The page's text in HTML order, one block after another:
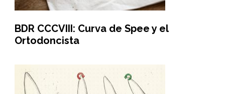
BDR CCCVIII: Curva de Spee y el
Ortodoncista